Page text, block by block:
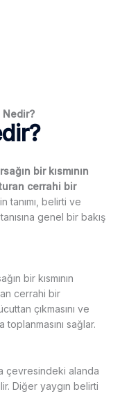
Nedir?
bir kısmının
cerrahi bir
tanımı, belirti ve
genel bir bakış
bir kısmının
cerrahi bir
çıkmasını ve
sağlar.
çevresindeki alanda
Diğer yaygın belirti